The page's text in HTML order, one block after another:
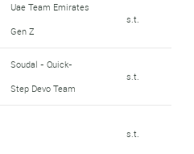
Uae Team Emirates
Gen Z
s.t.
Soudal - Quick-
Step Devo Team
s.t.
s.t.